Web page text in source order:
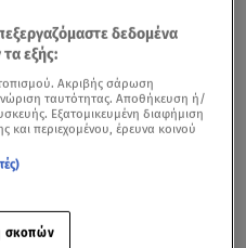
δεδομένα
εξής:
Ακριβής σάρωση
ταυτότητας. Αποθήκευση ή/
Εξατομικευμένη διαφήμιση
και περιεχομένου, έρευνα κοινού
σκοπών